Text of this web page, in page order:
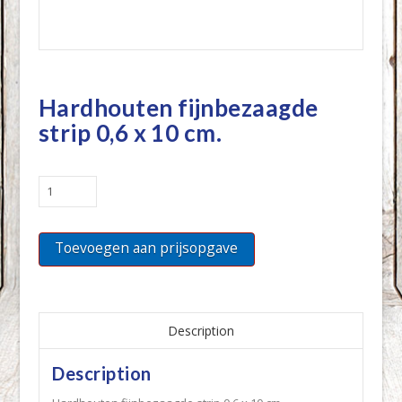
Hardhouten fijnbezaagde
strip 0,6 x 10 cm.
Hardhouten
fijnbezaagde
x
cm.
Toevoegen aan prijsopgave
Description
Description